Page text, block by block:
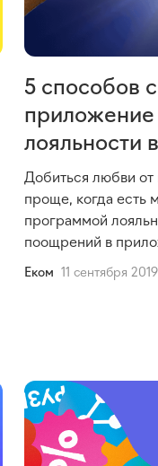
5 способов
лояльности
Добиться любви
проще, когда есть
программой
поощрений в
Еком 11 сентября 2019